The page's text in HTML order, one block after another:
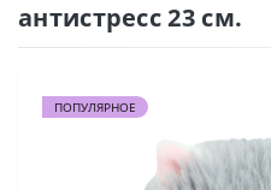
антистресс 23 см.
ПОПУЛЯРНОЕ